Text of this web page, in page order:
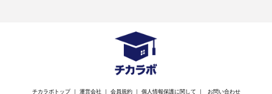
チカラボトップ ｜ 運営会社 ｜ 会員規約 ｜ 個人情報保護に関して ｜ お問い合わせ